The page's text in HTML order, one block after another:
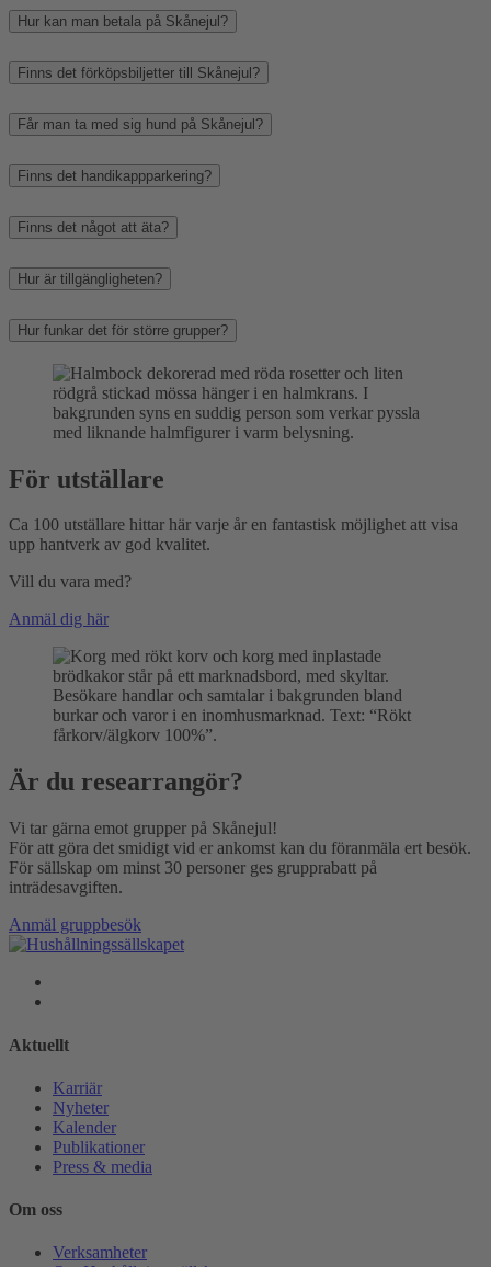
Hur kan man betala på Skånejul?
Finns det förköpsbiljetter till Skånejul?
Får man ta med sig hund på Skånejul?
Finns det handikappparkering?
Finns det något att äta?
Hur är tillgängligheten?
Hur funkar det för större grupper?
För utställare
Ca 100 utställare hittar här varje år en fantastisk möjlighet att visa
upp hantverk av god kvalitet.
Vill du vara med?
Anmäl dig här
Är du researrangör?
Vi tar gärna emot grupper på Skånejul!
För att göra det smidigt vid er ankomst kan du föranmäla ert besök.
För sällskap om minst 30 personer ges grupprabatt på
inträdesavgiften.
Anmäl gruppbesök
Aktuellt
Karriär
Nyheter
Kalender
Publikationer
Press & media
Om oss
Verksamheter